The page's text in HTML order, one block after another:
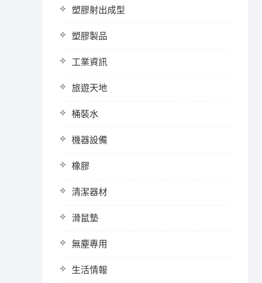
塑膠射出成型
塑膠製品
工業資訊
旅遊天地
桶裝水
機器設備
橡膠
清潔器材
滑鼠墊
無塵專用
生活情報